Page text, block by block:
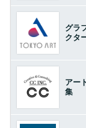
グラ
クタ
アー
集